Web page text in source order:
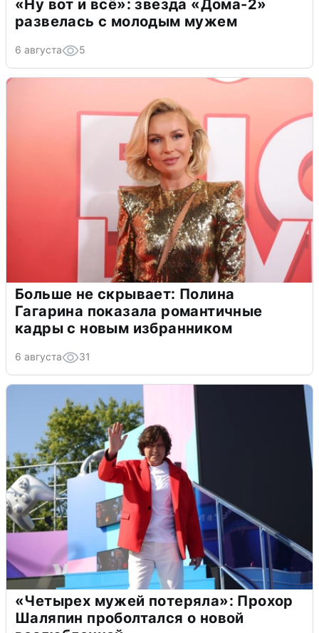
«Ну вот и всё»: звезда «Дома-2»
развелась с молодым мужем
6 августа 5
Больше не скрывает: Полина
Гагарина показала романтичные
кадры с новым избранником
6 августа 31
«Четырех мужей потеряла»: Прохор
Шаляпин проболтался о новой